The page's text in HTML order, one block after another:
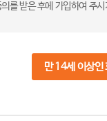
를 받은 후에 가입하여 주
만 14세 이상인